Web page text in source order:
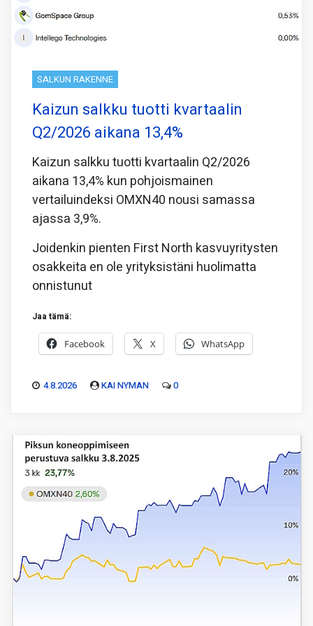
SALKUN RAKENNE
Kaizun salkku tuotti kvartaalin
Q2/2026 aikana 13,4%
Kaizun salkku tuotti kvartaalin Q2/2026
aikana 13,4% kun pohjoismainen
vertailuindeksi OMXN40 nousi samassa
ajassa 3,9%.
Joidenkin pienten First North kasvuyritysten
osakkeita en ole yrityksistäni huolimatta
onnistunut
Jaa tämä:
Facebook X WhatsApp
4.8.2026 KAI NYMAN 0